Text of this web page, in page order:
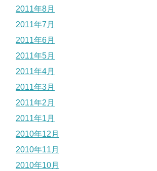
2011年8月
2011年7月
2011年6月
2011年5月
2011年4月
2011年3月
2011年2月
2011年1月
2010年12月
2010年11月
2010年10月